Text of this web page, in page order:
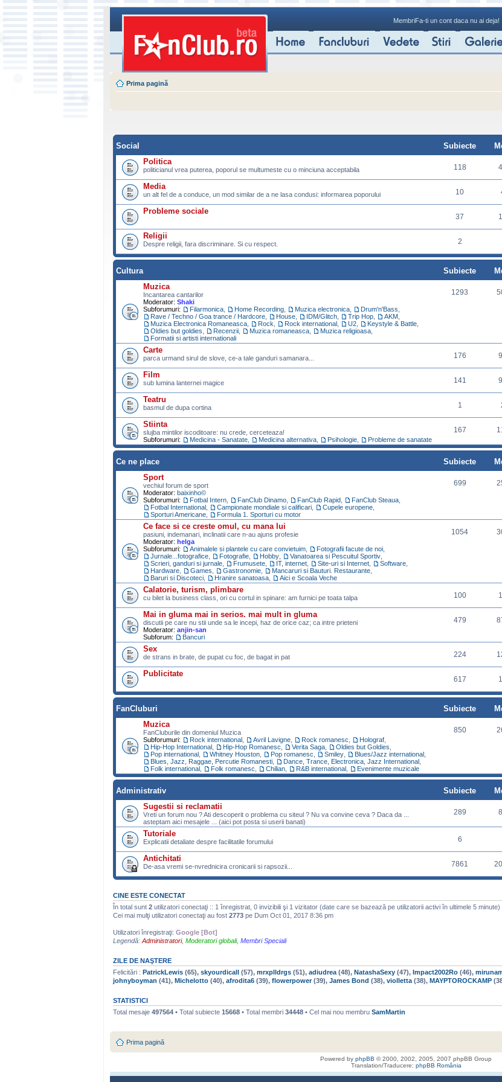
MembriFa-ti un cont daca nu ai deja!
Prima pagină
Social Subiecte
Politica
politicianul vrea puterea, poporul se multumeste cu o minciuna acceptabila 118
Media
un alt fel de a conduce, un mod similar de a ne lasa condusi: informarea poporului 10
Probleme sociale
37
Religii
Despre religii, fara discriminare. Si cu respect. 2
Cultura Subiecte
Muzica
Incantarea cantarilor
Moderator: Shaki
Subforumuri:
Filarmonica Home Recording Muzica electronica Drum'n'Bass
Rave / Techno / Goa trance / Hardcore
House IDM/Glitch Trip Hop AKM
Muzica Electronica Romaneasca
Rock Rock international U2 Keystyle & Battle
Oldies but goldies
Recenzii Muzica romaneasca Muzica religioasa
Formatii si artisti internationali
1293
Carte
parca urmand sirul de slove, ce-a tale ganduri samanara... 176
Film
sub lumina lanternei magice 141
Teatru
basmul de dupa cortina 1
Stiinta
slujba mintilor iscoditoare: nu crede, cerceteaza!
Subforumuri:
Medicina - Sanatate Medicina alternativa Psihologie Probleme de sanatate
167
Ce ne place Subiecte
Sport
vechiul forum de sport
Moderator: baixinho©
Subforumuri:
Fotbal Intern FanClub Dinamo FanClub Rapid FanClub Steaua
Fotbal International
Campionate mondiale si calificari Cupele europene
Sporturi Americane
Formula 1. Sporturi cu motor
699
Ce face si ce creste omul, cu mana lui
pasiuni, indemanari, inclinatii care n-au ajuns profesie
Moderator: helga
Subforumuri:
Animalele si plantele cu care convietuim Fotografii facute de noi
Jurnale...fotografice
Fotografie Hobby Vanatoarea si Pescuitul Sportiv
Scrieri, ganduri si jurnale
Frumusete IT, internet Site-uri si Internet Software
Hardware
Games Gastronomie Mancaruri si Bauturi. Restaurante
Baruri si Discoteci
Hranire sanatoasa Aici e Scoala Veche
1054
Calatorie, turism, plimbare
cu bilet la business class, ori cu cortul in spinare: am furnici pe toata talpa 100
Mai in gluma mai in serios. mai mult in gluma
discutii pe care nu stii unde sa le incepi, haz de orice caz; ca intre prieteni
Moderator: anjin-san
Subforum:
Bancuri
479
Sex
de strans in brate, de pupat cu foc, de bagat in pat 224
Publicitate
617
FanCluburi Subiecte
Muzica
FanCluburile din domeniul Muzica
Subforumuri:
Rock international Avril Lavigne Rock romanesc Holograf
Hip-Hop International
Hip-Hop Romanesc Verita Saga Oldies but Goldies
Pop international
Whitney Houston Pop romanesc Smiley Blues/Jazz international
Blues, Jazz, Raggae, Percutie Romanesti
Dance, Trance, Electronica, Jazz International
Folk international
Folk romanesc Chilian R&B international Evenimente muzicale
850
Administrativ Subiecte
Sugestii si reclamatii
Vreti un forum nou ? Ati descoperit o problema cu siteul ? Nu va convine ceva ? Daca da ...
asteptam aici mesajele ... (aici pot posta si userii banati)
289
Tutoriale
Explicatii detaliate despre facilitatile forumului 6
Antichitati
De-asa vremi se-nvrednicira cronicarii si rapsozii... 7861
CINE ESTE CONECTAT
În total sunt 2 utilizatori conectaţi :: 1 înregistrat, 0 invizibili şi 1 vizitator (date care se bazează pe utilizatorii activi în ultimele 5 minute)
Cei mai mulţi utilizatori conectaţi au fost 2773 pe Dum Oct 01, 2017 8:36 pm
Utilizatori înregistraţi: Google [Bot]
Legendă: Administratori, Moderatori globali, Membri Speciali
ZILE DE NAŞTERE
Felicitări : PatrickLewis (65), skyourdicall (57), mrxplldrgs (51), adiudrea (48), NatashaSexy (47), Impact2002Ro (46),
johnyboyman (41), Michelotto (40), afrodita6 (39), flowerpower(39), James Bond (38), violletta (38), MAYPTOROCKAMP
STATISTICI
Total mesaje 497564 • Total subiecte 15668 • Total membri 34448 • Cel mai nou membru SamMartin
Prima pagină
Powered by phpBB © 2000, 2002, 2005, 2007 phpBB Group
Translation/Traducere: phpBB România